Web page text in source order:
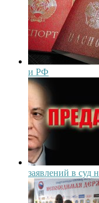
и РФ
заявлений в суд